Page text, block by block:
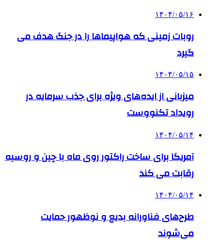
۱۴۰۴/۰۵/۱۶
روبات زمینی که هواپیماها را در جنگ هدف می
گیرد
۱۴۰۴/۰۵/۱۵
میزبانی از ایده‌های ویژه برای جذب سرمایه در
رویداد تکنووست
۱۴۰۴/۰۵/۱۴
آمریکا برای ساخت راکتور روی ماه با چین و روسیه
رقابت می کند
۱۴۰۴/۰۵/۱۴
طرح‌های فناورانه بدیع و نوظهور حمایت
می‌شوند